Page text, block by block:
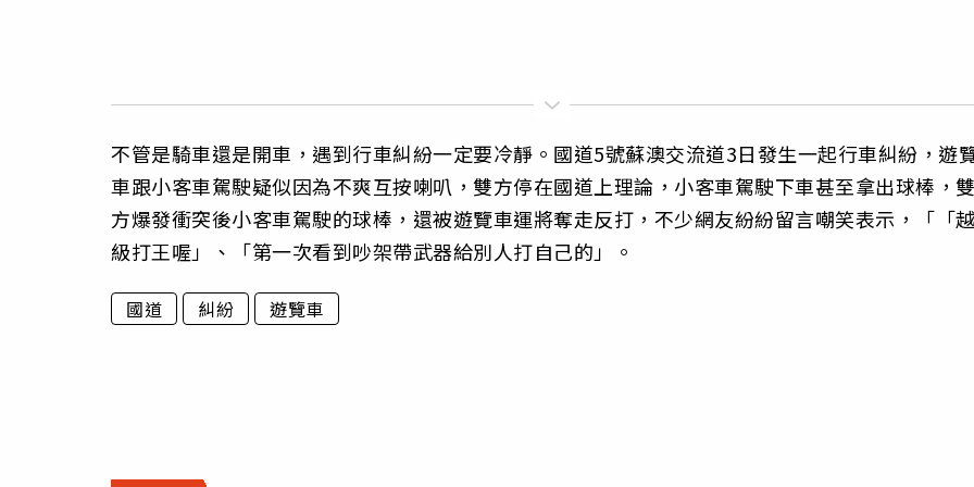
不管是騎車還是開車，遇到行車糾紛一定要冷靜。國道5號蘇澳交流道3日發生一起行車糾紛，遊
車跟小客車駕駛疑似因為不爽互按喇叭，雙方停在國道上理論，小客車駕駛下車甚至拿出球棒，雙
方爆發衝突後小客車駕駛的球棒，還被遊覽車運將奪走反打，不少網友紛紛留言嘲笑表示，「「越
級打王喔」、「第一次看到吵架帶武器給別人打自己的」。
國道 糾紛 遊覽車